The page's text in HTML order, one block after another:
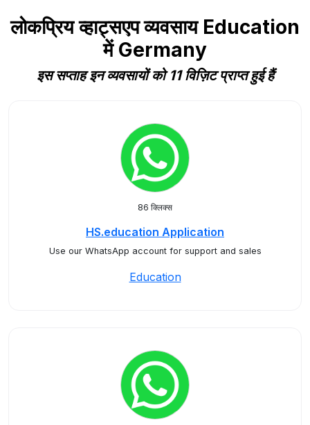
लोकप्रिय व्हाट्सएप व्यवसाय Education
में Germany
इस सप्ताह इन व्यवसायों को 11 विज़िट प्राप्त हुई हैं
86 क्लिक्स
HS.education Application
Use our WhatsApp account for support and sales
Education